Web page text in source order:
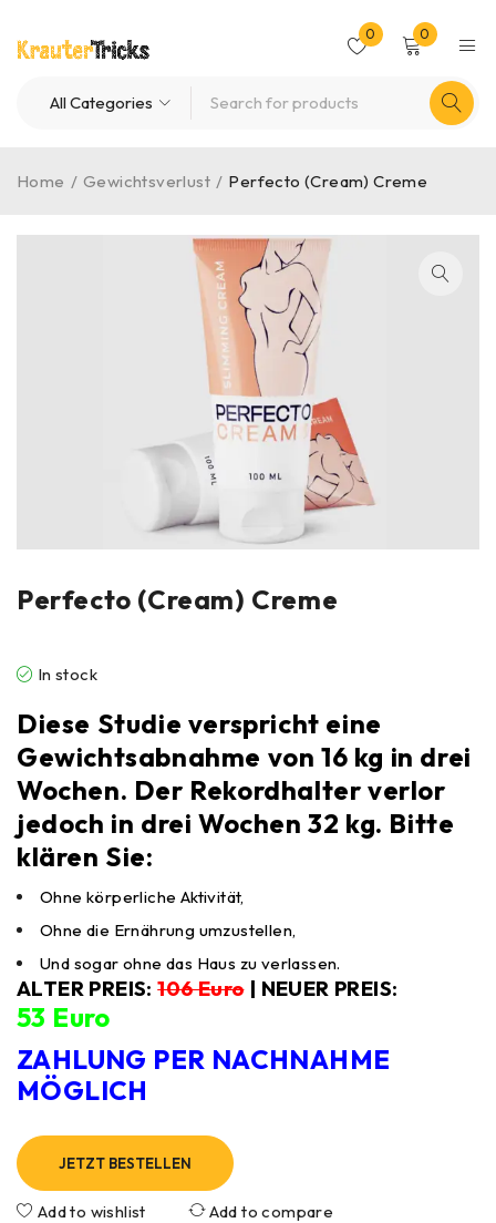
0 0
Home / Gewichtsverlust / Perfecto (Cream) Creme
Perfecto (Cream) Creme
In stock
Diese Studie verspricht eine
Gewichtsabnahme von 16 kg in drei
Wochen. Der Rekordhalter verlor
jedoch in drei Wochen 32 kg. Bitte
klären Sie:
Ohne körperliche Aktivität,
Ohne die Ernährung umzustellen,
Und sogar ohne das Haus zu verlassen.
ALTER PREIS:106 Euro| NEUER PREIS:
53 Euro
ZAHLUNG PER NACHNAHME
MÖGLICH
JETZT BESTELLEN
Add to wishlist Add to compare